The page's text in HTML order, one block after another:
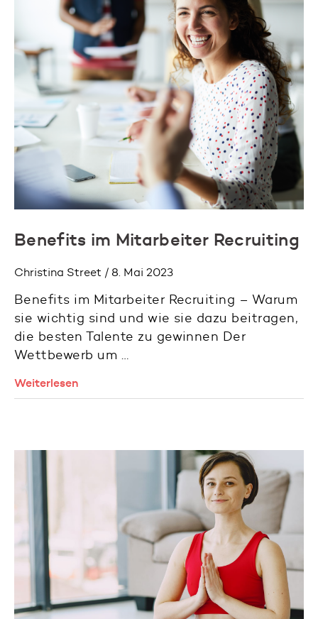
Benefits im Mitarbeiter Recruiting
Christina Street / 8. Mai 2023
Benefits im Mitarbeiter Recruiting – Warum
sie wichtig sind und wie sie dazu beitragen,
die besten Talente zu gewinnen Der
Wettbewerb um …
Weiterlesen